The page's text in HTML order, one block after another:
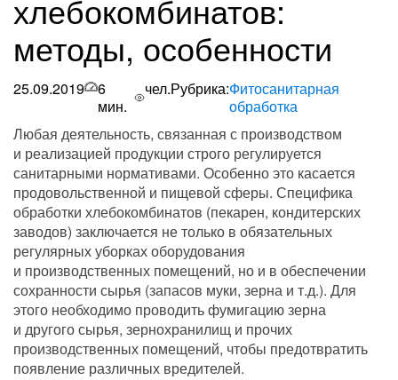
хлебокомбинатов:
методы, особенности
25.09.2019
6
мин.
чел.Рубрика:Фитосанитарная
обработка
Любая деятельность, связанная с производством
и реализацией продукции строго регулируется
санитарными нормативами. Особенно это касается
продовольственной и пищевой сферы. Специфика
обработки хлебокомбинатов (пекарен, кондитерских
заводов) заключается не только в обязательных
регулярных уборках оборудования
и производственных помещений, но и в обеспечении
сохранности сырья (запасов муки, зерна и т.д.). Для
этого необходимо проводить фумигацию зерна
и другого сырья, зернохранилищ и прочих
производственных помещений, чтобы предотвратить
появление различных вредителей.